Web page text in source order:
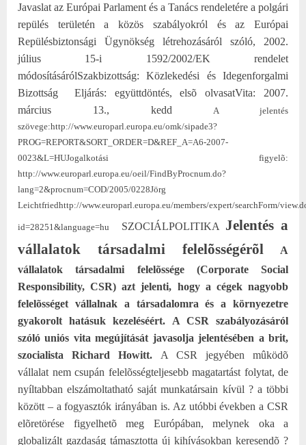
Javaslat az Európai Parlament és a Tanács rendeletére a polgári
repülés területén a közös szabályokról és az Európai
Repülésbiztonsági Ügynökség létrehozásáról szóló, 2002.
július 15-i 1592/2002/EK rendelet
módosításárólSzakbizottság: Közlekedési és Idegenforgalmi
Bizottság
Eljárás: együttdöntés, elsõ olvasatVita: 2007.
március 13., kedd
A jelentés
szövege:http://www.europarl.europa.eu/omk/sipade3?
PROG=REPORT&SORT_ORDER=D&REF_A=A6-2007-
0023&L=HUJogalkotási figyelõ:
http://www.europarl.europa.eu/oeil/FindByProcnum.do?
lang=2&procnum=COD/2005/0228Jörg
Leichtfriedhttp://www.europarl.europa.eu/members/expert/searchForm/
id=28251&language=hu SZOCIÁLPOLITIKA
Jelentés a
vállalatok társadalmi felelõsségérõl
A
vállalatok társadalmi felelõssége (Corporate Social
Responsibility, CSR) azt jelenti, hogy a cégek nagyobb
felelõsséget vállalnak a társadalomra és a környezetre
gyakorolt hatásuk kezeléséért. A CSR szabályozásáról
szóló uniós vita megújítását javasolja jelentésében a brit,
szocialista Richard Howitt.
A CSR jegyében mûködõ
vállalat nem csupán felelõsségteljesebb magatartást folytat, de
nyíltabban elszámoltatható saját munkatársain kívül ? a többi
között – a fogyasztók irányában is. Az utóbbi években a CSR
elõretörése figyelhetõ meg Európában, melynek oka a
globalizált gazdaság támasztotta új kihívásokban keresendõ ?